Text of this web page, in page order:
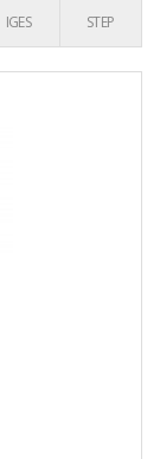
IGES STEP